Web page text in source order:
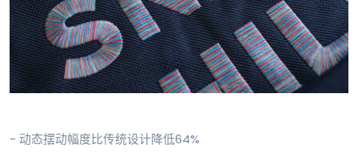
- 动态摆动幅度比传统设计降低64%